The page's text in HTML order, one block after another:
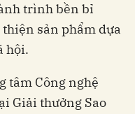
trình bền bỉ
sản phẩm dựa
hội.
tâm Công nghệ
Giải thưởng Sao